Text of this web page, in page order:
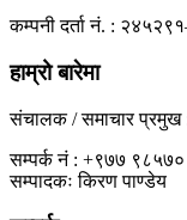
कम्पनी दर्ता नं. :
हाम्रो बारेमा
संचालक / समाचार प्रमुख
सम्पर्क नं : +९७७
सम्पादकः किरण पाण्डेय